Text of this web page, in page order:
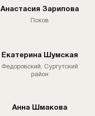
Анастасия Зарипова
Псков
Екатерина Шумская
Федоровский, Сургутский
район
Анна Шмакова